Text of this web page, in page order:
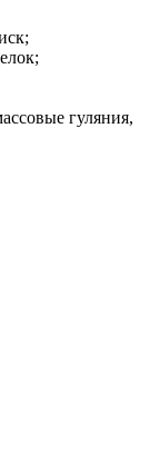
гуляния,